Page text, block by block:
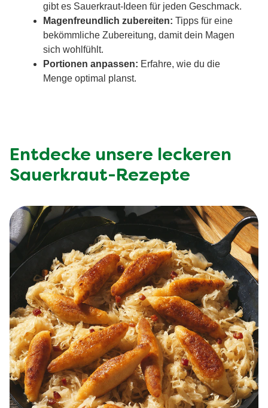
gibt es Sauerkraut-Ideen für jeden Geschmack.
Magenfreundlich zubereiten: Tipps für eine
bekömmliche Zubereitung, damit dein Magen
sich wohlfühlt.
Portionen anpassen: Erfahre, wie du die
Menge optimal planst.
Entdecke unsere leckeren
Sauerkraut-Rezepte